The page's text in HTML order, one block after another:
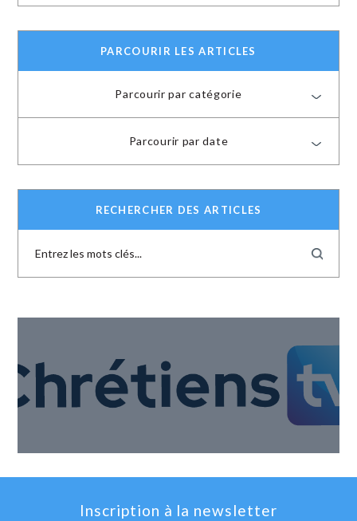
PARCOURIR LES ARTICLES
Parcourir par catégorie
Parcourir par date
RECHERCHER DES ARTICLES
Inscription à la newsletter